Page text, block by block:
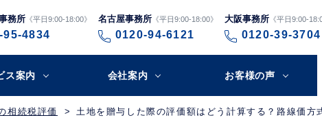
務所《平日9:00-18:00》
95-4834
名古屋事務所《平日9:00-18:00》
0120-94-6121
大阪事務所《平日9:00-
0120-39-3704
ス案内 会社案内 お客様の声
相続税評価 土地を贈与した際の評価額はどう計算する？路線価方